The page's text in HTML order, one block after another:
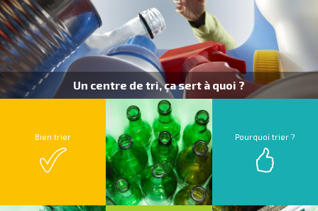
Un centre de tri, ça sert à quoi ?
Bien trier Pourquoi trier ?